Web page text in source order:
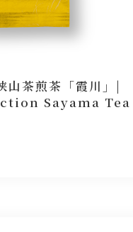
山茶煎茶「霞川」|
Sayama Tea